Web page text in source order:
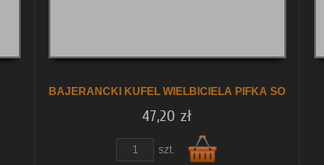
BAJERANCKI KUFEL WIELBICIELA PIFKA SO
47,20 zł
szt.